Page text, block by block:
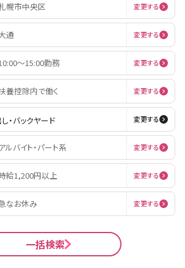
幌市中央区 変更する
通 変更する
〜15:00勤務 変更する
養控除内で働く 変更する
・バックヤード 変更する
ルバイト・パート系 変更する
給1,200円以上 変更する
なお休み 変更する
一括検索